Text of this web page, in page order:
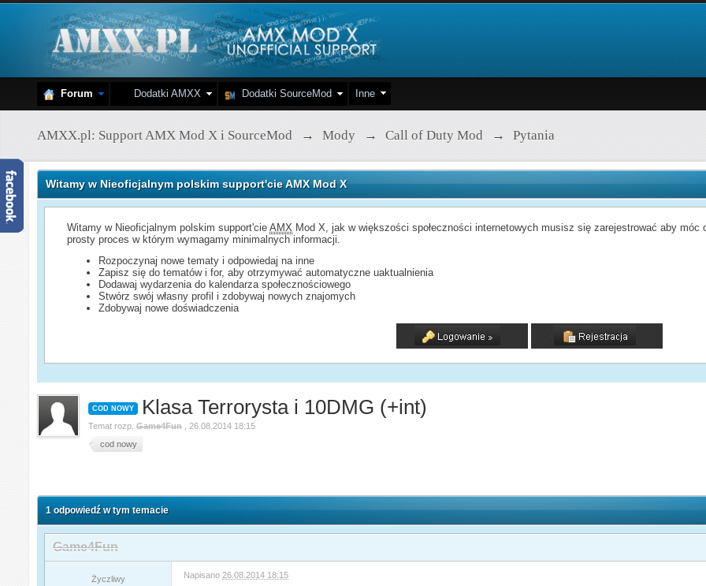
Forum Dodatki AMXX Dodatki SourceMod Inne
AMXX.pl: Support AMX Mod X i SourceMod → Mody → Call of Duty Mod → Pytania
Witamy w Nieoficjalnym polskim support'cie AMX Mod X
Witamy w Nieoficjalnym polskim support'cieAMX Mod X, jak w większości społeczności internetowych musisz się zarejestrować aby
prosty proces w którym wymagamy minimalnych informacji.
Rozpoczynaj nowe tematy i odpowiedaj na inne
Zapisz się do tematów i for, aby otrzymywać automatyczne uaktualnienia
Dodawaj wydarzenia do kalendarza społecznościowego
Stwórz swój własny profil i zdobywaj nowych znajomych
Zdobywaj nowe doświadczenia
COD NOWY Klasa Terrorysta i 10DMG (+int)
Temat rozp.Game4Fun
26.08.2014 18:15
cod nowy
1 odpowiedź w tym temacie
Game4Fun
Życzliwy Napisano 26.08.2014 18:15